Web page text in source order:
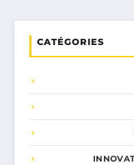
CATÉGORIES